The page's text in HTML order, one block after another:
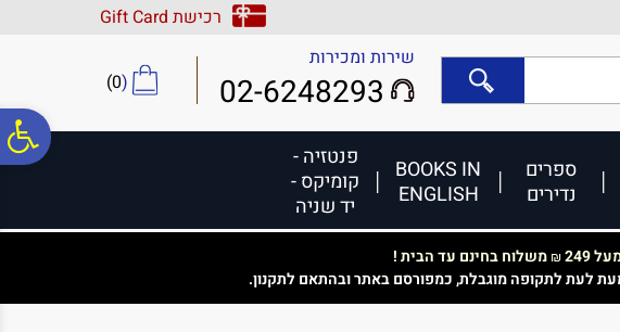
נגישות
אתר
המרכזי
רכישת Gift Card
שירות ומכירות
02-6248293
(
0
)
ספרים
נדירים
BOOKS IN
ENGLISH
פנטזיה -
קומיקס -
יד שניה
249
₪משלוח בחינם עד הבית !
לעת לתקופה מוגבלת, כמפורסם באתר ובהתאם לתקנון.